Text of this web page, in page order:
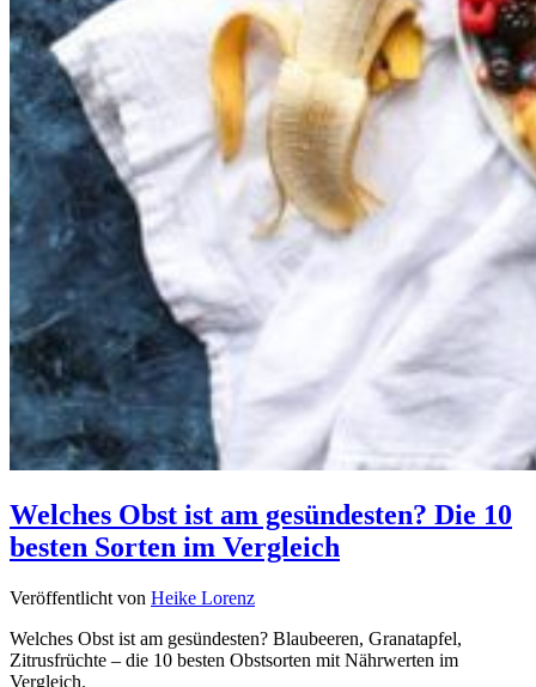
Welches Obst ist am gesündesten? Die 10
besten Sorten im Vergleich
Veröffentlicht von Heike Lorenz
Welches Obst ist am gesündesten? Blaubeeren, Granatapfel,
Zitrusfrüchte – die 10 besten Obstsorten mit Nährwerten im
Vergleich.